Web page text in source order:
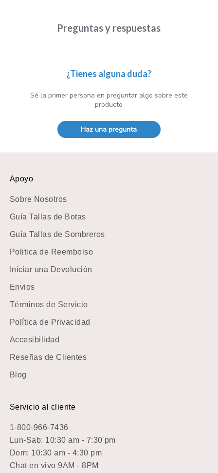
Preguntas y respuestas
¿Tienes alguna duda?
Sé la primer persona en preguntar algo sobre este
producto
Haz una pregunta
Apoyo
Sobre Nosotros
Guía Tallas de Botas
Guía Tallas de Sombreros
Politica de Reembolso
Iniciar una Devolución
Envios
Términos de Servicio
Política de Privacidad
Accesibilidad
Reseñas de Clientes
Blog
Servicio al cliente
1-800-966-7436
Lun-Sab: 10:30 am - 7:30 pm
Dom: 10:30 am - 4:30 pm
Chat en vivo 9AM - 8PM